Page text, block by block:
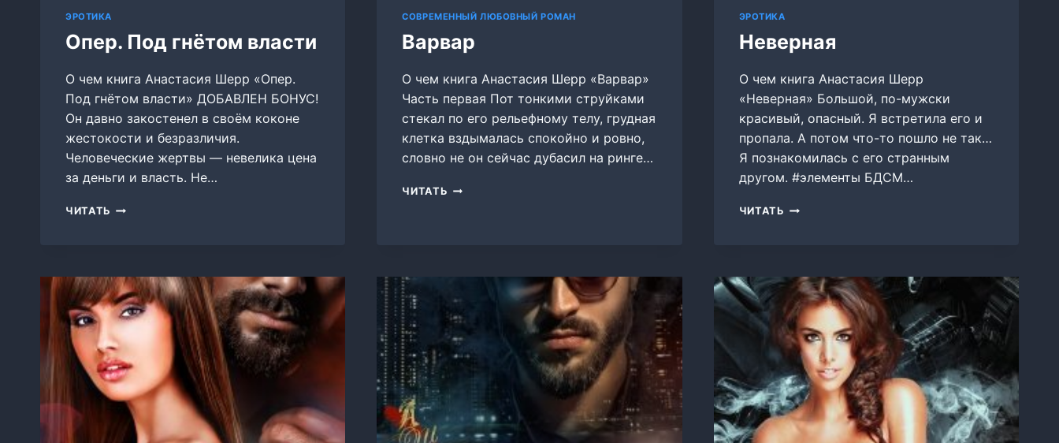
ЭРОТИКА
Опер. Под гнётом власти
О чем книга Анастасия Шерр «Опер.
Под гнётом власти» ДОБАВЛЕН БОНУС!
Он давно закостенел в своём коконе
жестокости и безразличия.
Человеческие жертвы — невелика цена
за деньги и власть. Не…
ЧИТАТЬ ОПЕР.
СОВРЕМЕННЫЙ ЛЮБОВНЫЙ РОМАН
Варвар
О чем книга Анастасия Шерр «Варвар»
Часть первая Пот тонкими струйками
стекал по его рельефному телу, грудная
клетка вздымалась спокойно и ровно,
словно не он сейчас дубасил на ринге…
ЧИТАТЬ ВАРВАР
ЭРОТИКА
Неверная
О чем книга Анастасия Шерр
«Неверная» Большой, по-мужски
красивый, опасный. Я встретила его и
пропала. А потом что-то пошло не так…
Я познакомилась с его странным
другом. #элементы БДСМ…
ЧИТАТЬ НЕВЕРНАЯ